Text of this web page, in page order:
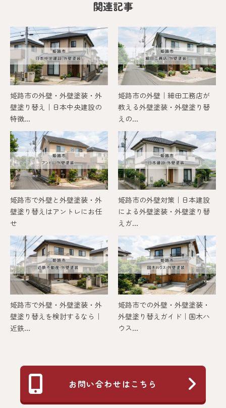
関連記事
姫路市の外壁・外壁塗装・外
壁塗り替え｜日本中央建設の
特徴...
姫路市の外壁｜細田工務店が
教える外壁塗装・外壁塗り替
えの...
姫路市で外壁と外壁塗装・外
壁塗り替えはアントレにお任
せ
姫路市の外壁対策｜日本建設
による外壁塗装・外壁塗り替
えガ...
姫路市で外壁・外壁塗装・外
壁塗り替えを検討するなら｜
近鉄...
姫路市での外壁・外壁塗装・
外壁塗り替えガイド｜国木ハ
ウス...
お問い合わせはこちら